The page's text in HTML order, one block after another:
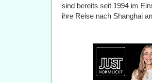
sind bereits seit 1994 im
ihre Reise nach Shanghai